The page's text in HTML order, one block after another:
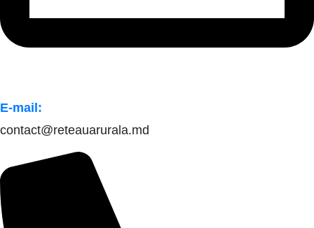
E-mail:
contact@reteauarurala.md